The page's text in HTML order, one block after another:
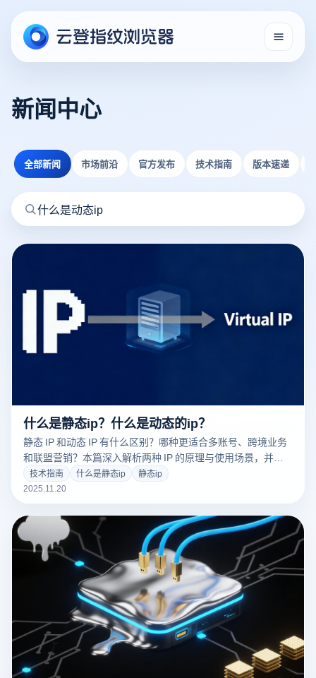
新闻中心
全部新闻 市场前沿 官方发布 技术指南 版本速递
什么是静态ip？什么是动态的ip？
静态 IP 和动态 IP 有什么区别？哪种更适合多账号、跨境业务
和联盟营销？本篇深入解析两种 IP 的原理与使用场景，并告
诉你如何结合云登指纹浏览器，实现安全防关联与高效多开操
作！
技术指南 什么是静态ip
静态ip
2025.11.20